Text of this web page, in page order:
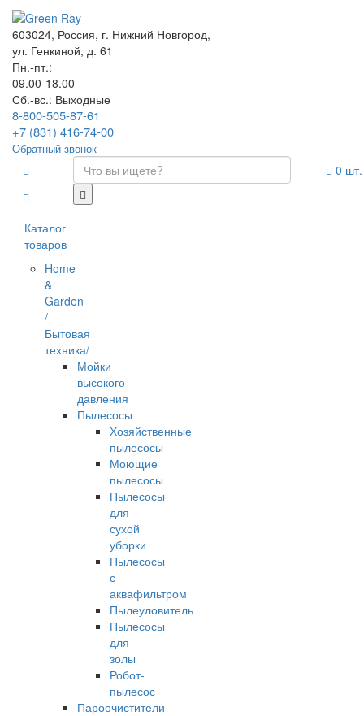
603024, Россия, г. Нижний Новгород,
ул. Генкиной, д. 61
Пн.-пт.:
09.00-18.00
Сб.-вс.: Выходные
8-800-505-87-61
+7 (831) 416-74-00
Обратный звонок
Каталог
товаров
Home
&
Garden
/
Бытовая
техника/
Мойки
высокого
давления
Пылесосы
Хозяйственные
пылесосы
Моющие
пылесосы
Пылесосы
для
сухой
уборки
Пылесосы
с
аквафильтром
Пылеуловитель
Пылесосы
для
золы
Робот-
пылесос
Пароочистители
0